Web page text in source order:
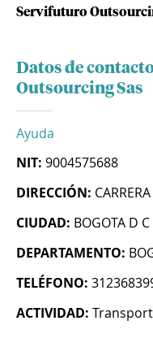
Servifuturo
Datos de
Outsourcing Sas
Ayuda
NIT: 9004575688
DIRECCIÓN:
CIUDAD: BOGOTA D C
DEPARTAMENTO:
TELÉFONO:
ACTIVIDAD: